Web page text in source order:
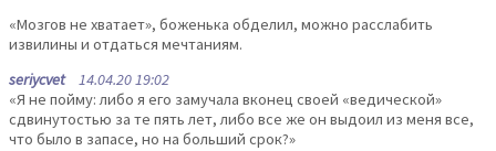
«Мозгов не хватает», боженька обделил, можно расслабить
извилины и отдаться мечтаниям.
seriycvet14.04.20 19:02
«Я не пойму: либо я его замучала вконец своей «ведической»
сдвинутостью за те пять лет, либо все же он выдоил из меня все,
что было в запасе, но на больший срок?»